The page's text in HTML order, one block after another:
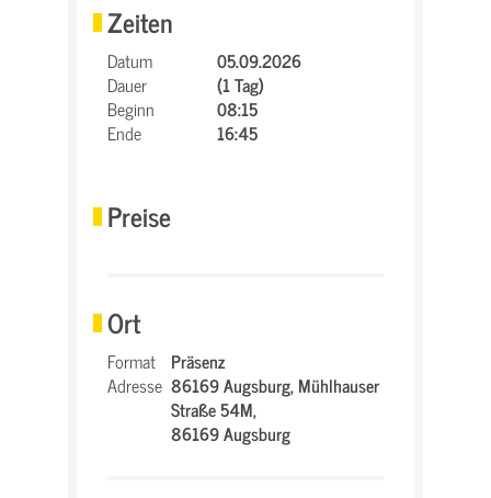
Zeiten
Datum
05.09.2026
Dauer
(1 Tag)
Beginn
08:15
Ende
16:45
Preise
Ort
Format Präsenz
Adresse 86169 Augsburg,Mühlhauser
Straße 54M,
86169 Augsburg